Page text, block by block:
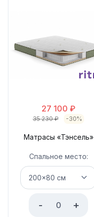
27 100 ₽
35 230₽ -30%
Матрасы «Тэнсель»
Спальное место:
- +